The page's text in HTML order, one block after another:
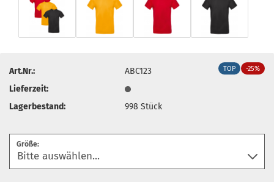
TOP -25%
Art.Nr.:
ABC123
Lieferzeit:
Lagerbestand:
998Stück
Größe: